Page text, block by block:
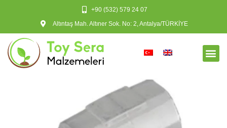
+90 (532) 579 24 07
Altıntaş Mah. Altıner Sok. No: 2, Antalya/TÜRKİYE